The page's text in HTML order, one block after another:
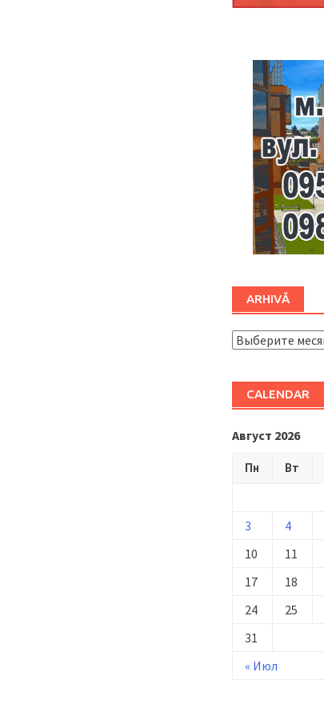
ARHIVĂ
ARHIVĂ
CALENDAR
Август 2026
Пн Вт
« Июл
3
4
10
11
17
18
24
25
31